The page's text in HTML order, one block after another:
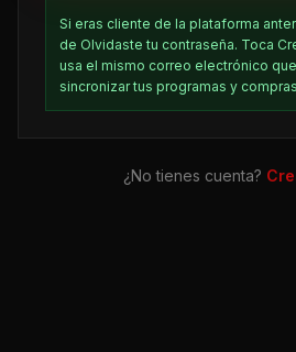
Si eras cliente de la plataforma
de Olvidaste tu contraseña. Toca
usa el mismo correo electrónico
sincronizar tus programas y
¿No tienes cuenta?